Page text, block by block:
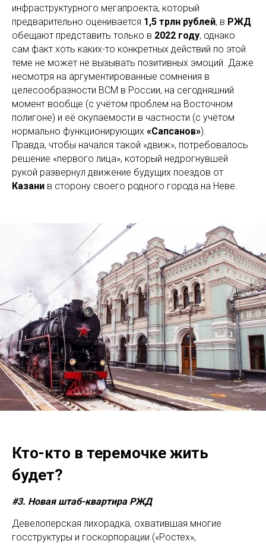
инфраструктурного мегапроекта, который
предварительно оценивается 1,5 трлн рублей, в РЖД
обещают представить только в 2022 году, однако
сам факт хоть каких-то конкретных действий по этой
теме не может не вызывать позитивных эмоций. Даже
несмотря на аргументированные сомнения в
целесообразности ВСМ в России, на сегодняшний
момент вообще (с учётом проблем на Восточном
полигоне) и её окупаемости в частности (с учётом
нормально функционирующих «Сапсанов»).
Правда, чтобы начался такой «движ», потребовалось
решение «первого лица», который недрогнувшей
рукой развернул движение будущих поездов от
Казани в сторону своего родного города на Неве.
Кто-кто в теремочке жить
будет?
#3. Новая штаб-квартира РЖД
Девелоперская лихорадка, охватившая многие
госструктуры и госкорпорации («Ростех»,